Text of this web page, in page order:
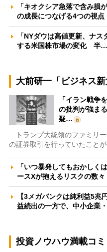
「キオクシア急落で含み
の成長につなげる4つの視
「NYダウは高値更新、ナ
する米国株市場の変化 半…
大前研一「ビジネス
「イラン戦争
の批判が強ま
疑…
トランプ大統領のファミリ
の証券取引を行っていたこと
「いつ暴発してもおかしく
ースXが抱えるリスクの数
【3メガバンクは純利益5兆
益続出の一方で、中小企業
投資ノウハウ満載コミ